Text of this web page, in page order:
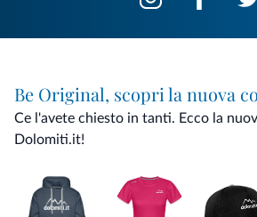
Be Original, scopri la nuova
Ce l'avete chiesto in tanti. Ecco la
Dolomiti.it!